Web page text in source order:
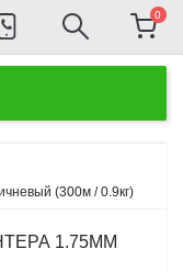
0
(300м / 0.9кг)
1.75ММ